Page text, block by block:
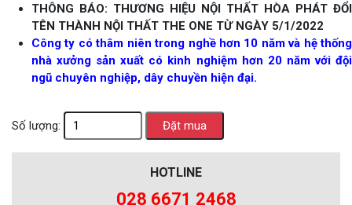
THÔNG BÁO: THƯƠNG HIỆU NỘI THẤT HÒA PHÁT ĐỔI
TÊN THÀNH NỘI THẤT THE ONE TỪ NGÀY 5/1/2022
Công ty có thâm niên trong nghề hơn 10 năm và hệ thống
nhà xưởng sản xuất có kinh nghiệm hơn 20 năm với đội
ngũ chuyên nghiệp, dây chuyền hiện đại.
Số lượng:
HOTLINE
028 6671 2468